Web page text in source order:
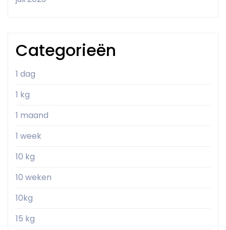
Categorieën
1 dag
1 kg
1 maand
1 week
10 kg
10 weken
10kg
15 kg